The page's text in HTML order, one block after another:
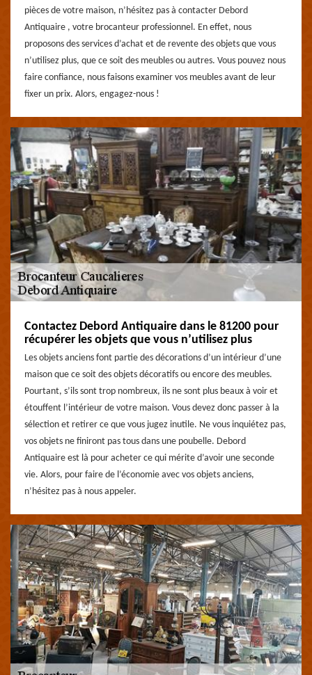
pièces de votre maison, n’hésitez pas à contacter Debord
Antiquaire , votre brocanteur professionnel. En effet, nous
proposons des services d’achat et de revente des objets que vous
n’utilisez plus, que ce soit des meubles ou autres. Vous pouvez nous
faire confiance, nous faisons examiner vos meubles avant de leur
fixer un prix. Alors, engagez-nous !
Contactez Debord Antiquaire dans le 81200 pour
récupérer les objets que vous n’utilisez plus
Les objets anciens font partie des décorations d’un intérieur d’une
maison que ce soit des objets décoratifs ou encore des meubles.
Pourtant, s’ils sont trop nombreux, ils ne sont plus beaux à voir et
étouffent l’intérieur de votre maison. Vous devez donc passer à la
sélection et retirer ce que vous jugez inutile. Ne vous inquiétez pas,
vos objets ne finiront pas tous dans une poubelle. Debord
Antiquaire est là pour acheter ce qui mérite d’avoir une seconde
vie. Alors, pour faire de l’économie avec vos objets anciens,
n’hésitez pas à nous appeler.